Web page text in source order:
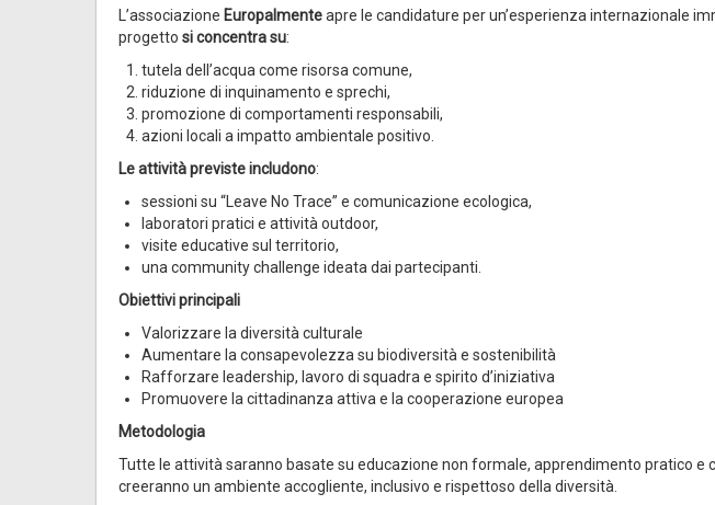
L’associazione Europalmenteapre le candidature per un’esperienza internazionale
progetto si concentra su:
tutela dell’acqua come risorsa comune,
riduzione di inquinamento e sprechi,
promozione di comportamenti responsabili,
azioni locali a impatto ambientale positivo.
Le attività previste includono:
sessioni su “Leave No Trace” e comunicazione ecologica,
laboratori pratici e attività outdoor,
visite educative sul territorio,
una community challenge ideata dai partecipanti.
Obiettivi principali
Valorizzare la diversità culturale
Aumentare la consapevolezza su biodiversità e sostenibilità
Rafforzare leadership, lavoro di squadra e spirito d’iniziativa
Promuovere la cittadinanza attiva e la cooperazione europea
Metodologia
Tutte le attività saranno basate su educazione non formale, apprendimento pratico e
creeranno un ambiente accogliente, inclusivo e rispettoso della diversità.